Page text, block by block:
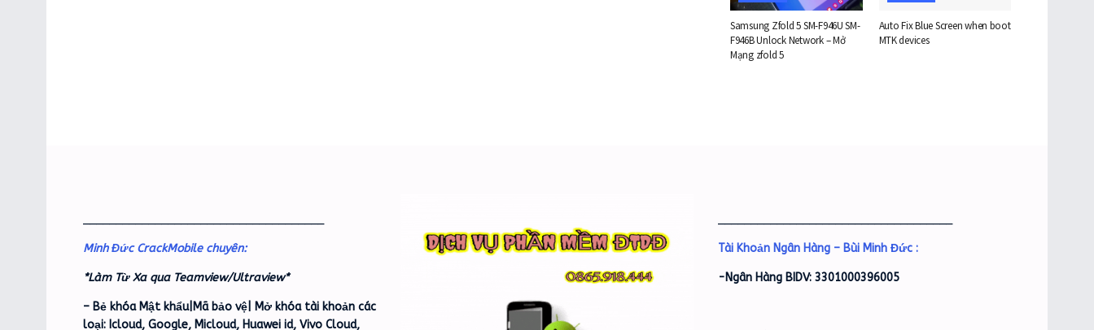
Samsung Zfold 5 SM-F946U SM-
F946B Unlock Network – Mở
Mạng zfold 5
Auto Fix Blue Screen when boot
MTK devices
Minh Đức CrackMobile chuyên:
*Làm Từ Xa qua Teamview/Ultraview*
– Bẻ khóa Mật khẩu|Mã bảo vệ| Mở khóa tài khoản các
loại: Icloud, Google, Micloud, Huawei id, Vivo Cloud,
Tài Khoản Ngân Hàng – Bùi Minh Đức :
-Ngân Hàng BIDV: 3301000396005